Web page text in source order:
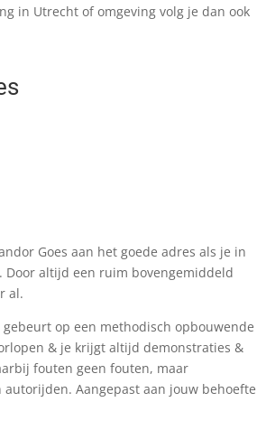
in Utrecht of omgeving volg je dan ook
Goes aan het goede adres als je in
altijd een ruim bovengemiddeld
al.
op een methodisch opbouwende
& je krijgt altijd demonstraties &
fouten geen fouten, maar
Aangepast aan jouw behoefte